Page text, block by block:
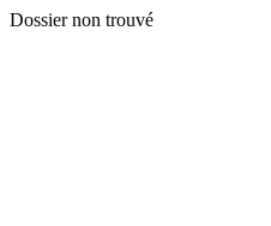
Dossier non trouvé